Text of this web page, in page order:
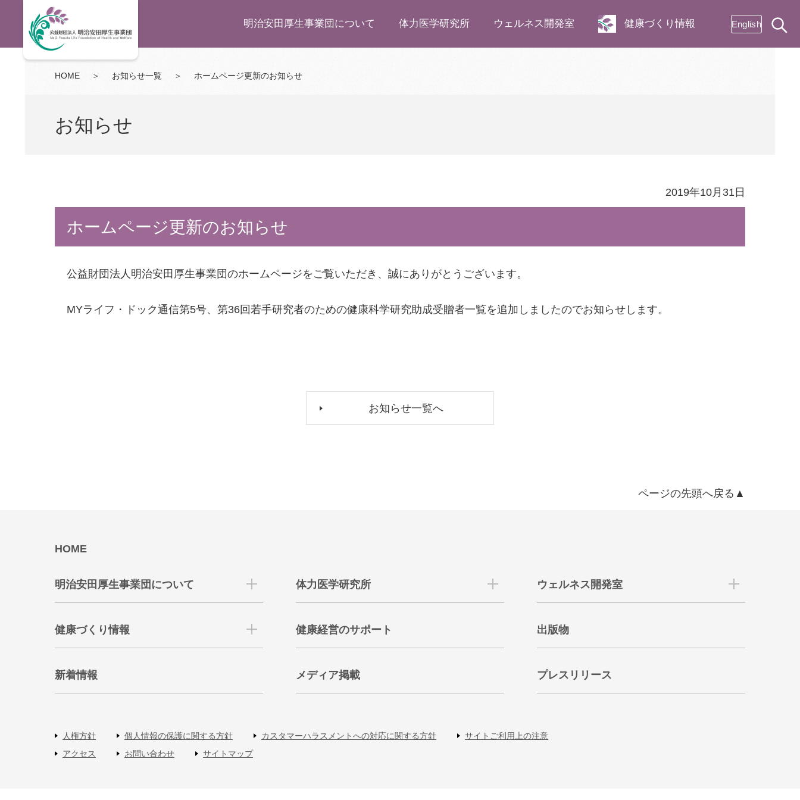
明治安田厚生事業団について 体力医学研究所 ウェルネス開発室 健康づくり情報 English
HOME ＞ お知らせ一覧 ＞ ホームページ更新のお知らせ
お知らせ
2019年10月31日
ホームページ更新のお知らせ
公益財団法人明治安田厚生事業団のホームページをご覧いただき、誠にありがとうございます。
MYライフ・ドック通信第5号、第36回若手研究者のための健康科学研究助成受贈者一覧を追加しましたのでお知らせします。
お知らせ一覧へ
ページの先頭へ戻る▲
HOME
明治安田厚生事業団について 体力医学研究所 ウェルネス開発室
健康づくり情報 健康経営のサポート 出版物
新着情報 メディア掲載 プレスリリース
人権方針 個人情報の保護に関する方針 カスタマーハラスメントへの対応に関する方針
サイトご利用上の注意
アクセス
お問い合わせ サイトマップ